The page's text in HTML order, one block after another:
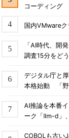
コーディング
国内VMware
「AI時代、開
調査15分をど
デジタル庁と
本格始動 「野
AI推論を本番
ーク「llm-d」
COBOLも古い